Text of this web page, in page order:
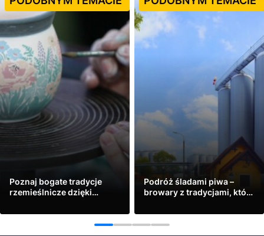
Poznaj bogate tradycje
rzemieślnicze dzięki
Zobacz
Podróż śladami piwa –
browary z tradycjami, które
Zobacz
1 2 3 4